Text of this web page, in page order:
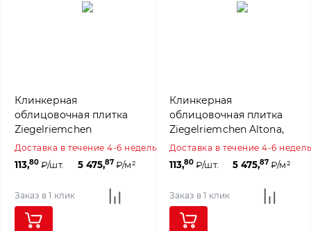
Клинкерная
облицовочная плитка
Ziegelriemchen
Winterhude, 240×71×10
мм, ABC Klinkergruppe
Доставка в течение 4-6 недель
113,80₽/шт. 5 475,87₽/м²
Заказ в 1 клик
Клинкерная
облицовочная плитка
Ziegelriemchen Altona,
240×71×10 мм, ABC
Klinkergruppe
Доставка в течение 4-6
113,80₽/шт. 5 475,87₽/м²
Заказ в 1 клик